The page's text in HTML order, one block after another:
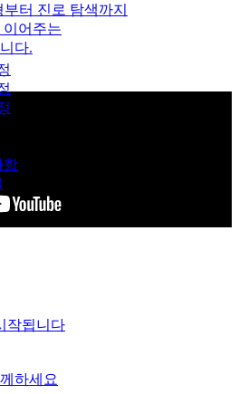
항
터 진로 탐색까지
어주는
다.
작됩니다
하세요